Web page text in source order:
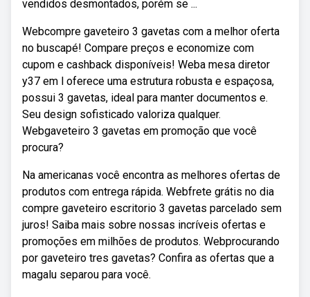
vendidos desmontados, porém se ...
Webcompre gaveteiro 3 gavetas com a melhor oferta
no buscapé! Compare preços e economize com
cupom e cashback disponíveis! Weba mesa diretor
y37 em l oferece uma estrutura robusta e espaçosa,
possui 3 gavetas, ideal para manter documentos e.
Seu design sofisticado valoriza qualquer.
Webgaveteiro 3 gavetas em promoção que você
procura?
Na americanas você encontra as melhores ofertas de
produtos com entrega rápida. Webfrete grátis no dia
compre gaveteiro escritorio 3 gavetas parcelado sem
juros! Saiba mais sobre nossas incríveis ofertas e
promoções em milhões de produtos. Webprocurando
por gaveteiro tres gavetas? Confira as ofertas que a
magalu separou para você.